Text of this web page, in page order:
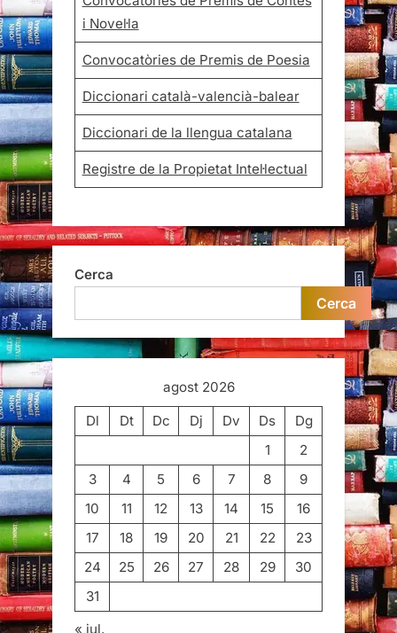
i Novel·la
Convocatòries de Premis de Poesia
Diccionari català-valencià-balear
Diccionari de la llengua catalana
Registre de la Propietat Intel·lectual
Cerca
Cerca
agost 2026
Dl
Dt Dc Dj Dv Ds
Dg
1
2
3
4 5 6 7 8
9
10
11 12 13 14 15
16
17
18 19 20 21 22
23
24
25 26 27 28 29
30
31
« jul.